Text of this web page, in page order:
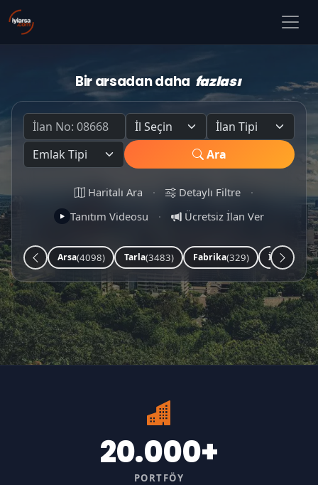
Bir arsadan daha fazlası
Ara
Haritalı Ara · Detaylı Filtre
·
Tanıtım Videosu
· Ücretsiz İlan Ver
Arsa(4098) Tarla(3483) Fabrika(329) İşyeri(252)
20.000+
PORTFÖY